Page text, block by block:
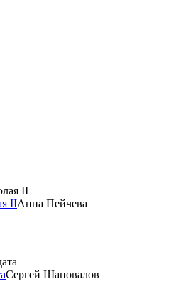
IIАнна Пейчева
Сергей Шаповалов